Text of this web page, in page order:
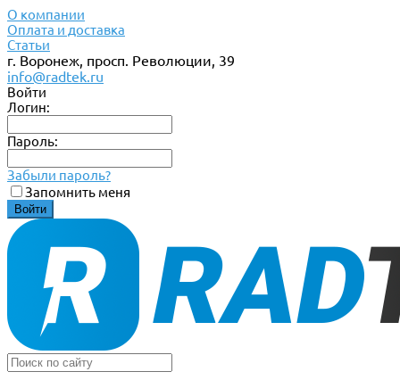
О компании
Оплата и доставка
Статьи
г. Воронеж, просп. Революции, 39
info@radtek.ru
Войти
Логин:
Пароль:
Забыли пароль?
Запомнить меня